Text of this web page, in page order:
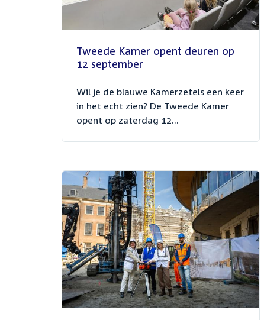
Tweede Kamer opent deuren op
12 september
Wil je de blauwe Kamerzetels een keer
in het echt zien? De Tweede Kamer
opent op zaterdag 12...